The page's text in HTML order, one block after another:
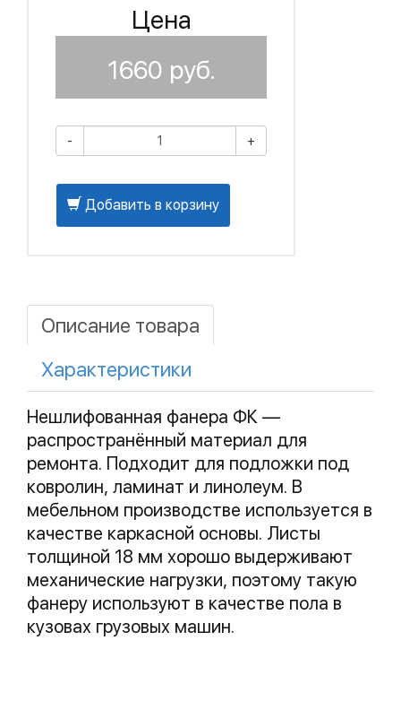
Цена
1660 руб.
- +
Добавить в корзину
Описание товара
Характеристики
Нешлифованная фанера ФК —
распространённый материал для
ремонта. Подходит для подложки под
ковролин, ламинат и линолеум. В
мебельном производстве используется в
качестве каркасной основы. Листы
толщиной 18 мм хорошо выдерживают
механические нагрузки, поэтому такую
фанеру используют в качестве пола в
кузовах грузовых машин.